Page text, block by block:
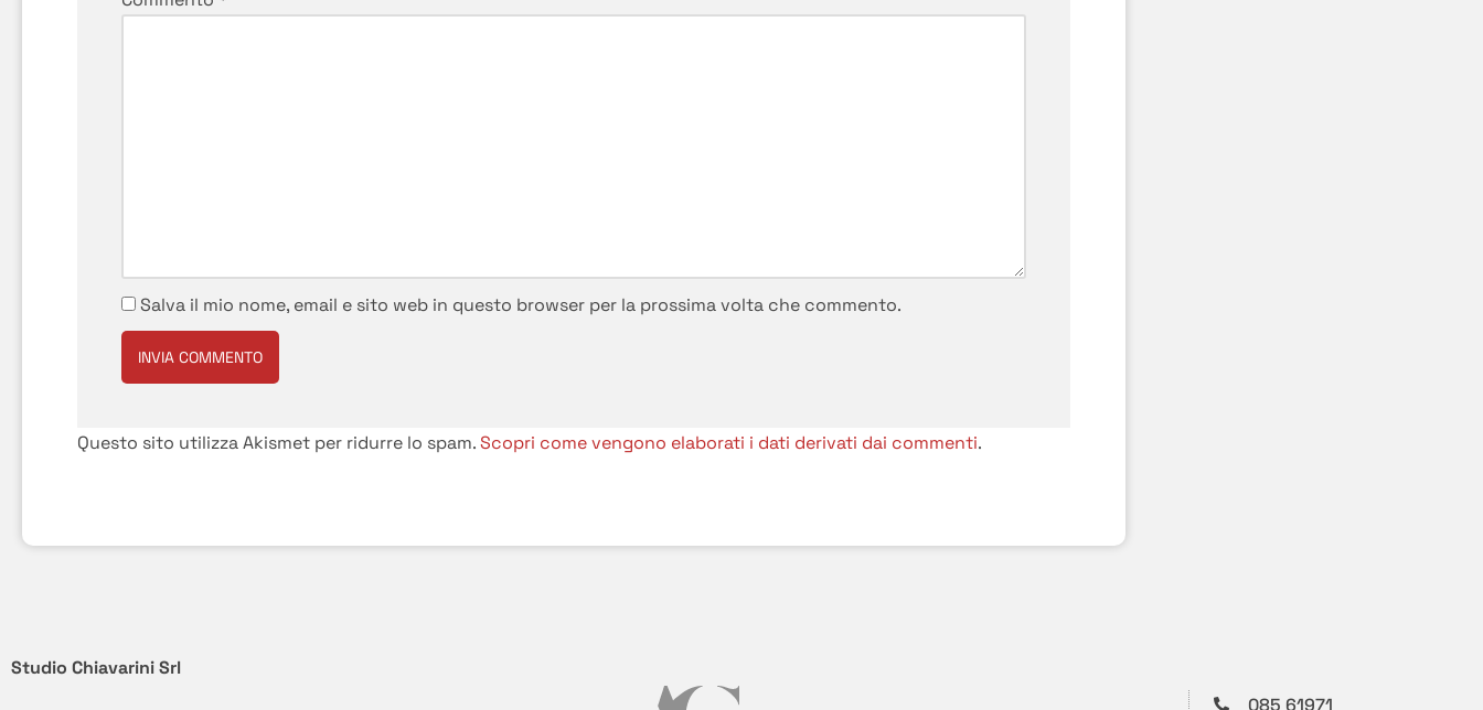
Salva il mio nome, email e sito web in questo browser per la prossima volta che commento.
Questo sito utilizza Akismet per ridurre lo spam.Scopri come vengono elaborati i dati derivati dai commenti.
Studio Chiavarini Srl
085 61971